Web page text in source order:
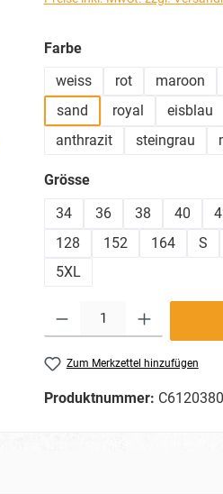
Farbeauswählen
weiss
rot maroon
sand
royal eisblau
anthrazit
steingrau
Grösseauswählen
34
36 38 40
128
152 164 S
5XL
Zum Merkzettel hinzufügen
Produktnummer: